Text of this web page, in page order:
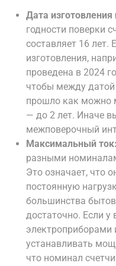
Дата изготовления
годности поверки
составляет 16 лет.
изготовления,
проведена в 2024
чтобы между
прошло как можно
— до 2 лет. Иначе
межповерочный
Максимальный ток:
разными
Это означает, что
постоянную
большинства
достаточно. Если
электроприборами
устанавливать
что номинал